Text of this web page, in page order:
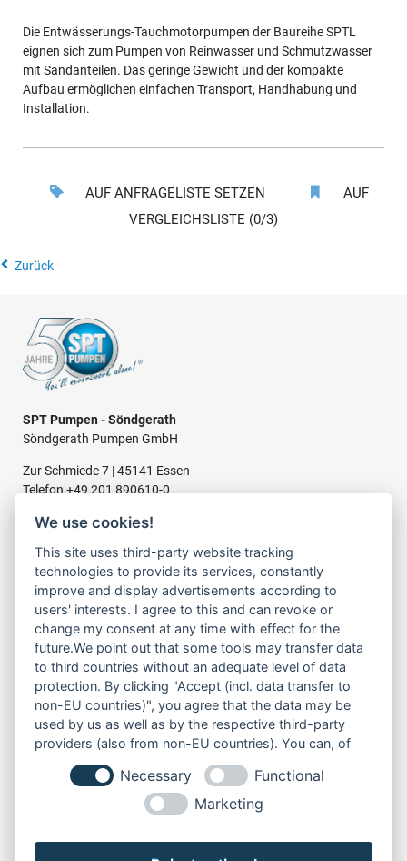
Die Entwässerungs-Tauchmotorpumpen der Baureihe SPTL
eignen sich zum Pumpen von Reinwasser und Schmutzwasser
mit Sandanteilen. Das geringe Gewicht und der kompakte
Aufbau ermöglichen einfachen Transport, Handhabung und
Installation.
AUF ANFRAGELISTE SETZEN
AUF
VERGLEICHSLISTE (0/3)
Zurück
SPT Pumpen - Söndgerath
Söndgerath Pumpen GmbH
Zur Schmiede 7 | 45141 Essen
Telefon +49 201 890610-0
E-Mail info@sptpumpen.de
BAUPUMPEN
FÜR SCHMUTZWASSER
FÜR SCHLAMMWASSER
FÜR ABWASSER
FÜR RESTWASSER
LINKS
PRODUKTE
We use cookies!
This site uses third-party website tracking
technologies to provide its services, constantly
improve and display advertisements according to
users' interests. I agree to this and can revoke or
change my consent at any time with effect for the
future.We point out that some tools may transfer data
to third countries without an adequate level of data
protection. By clicking "Accept (incl. data transfer to
non-EU countries)", you agree that the data may be
used by us as well as by the respective third-party
providers (also from non-EU countries). You can, of
course, change your cookie settings at any time.
Necessary
Functional
Marketing